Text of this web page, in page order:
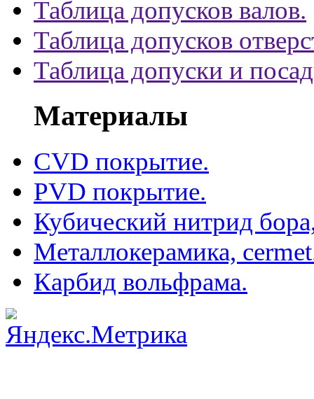
Таблица допусков валов.
Таблица допусков
Таблица допуски и
Материалы
CVD покрытие.
PVD покрытие.
Кубический нитрид
Металлокерамика,
Карбид вольфрама.